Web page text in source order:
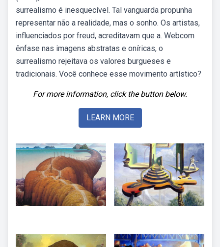
surrealismo é inesquecível. Tal vanguarda propunha
representar não a realidade, mas o sonho. Os artistas,
influenciados por freud, acreditavam que a. Webcom
ênfase nas imagens abstratas e oníricas, o
surrealismo rejeitava os valores burgueses e
tradicionais. Você conhece esse movimento artístico?
For more information, click the button below.
LEARN MORE